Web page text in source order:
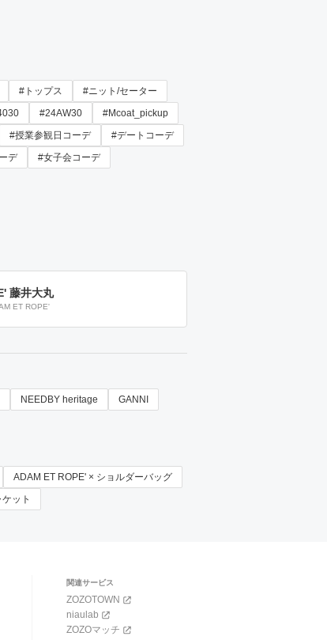
#トップス
#ニット/セーター
#24AW30
#Mcoat_pickup
#授業参観日コーデ
#デートコーデ
デ #女子会コーデ
藤井大丸
ET ROPE'
NEEDBY heritage
GANNI
ADAM ET ROPE' × ショルダーバッグ
ット
関連サービス
ZOZOTOWN
niaulab
ZOZOマッチ